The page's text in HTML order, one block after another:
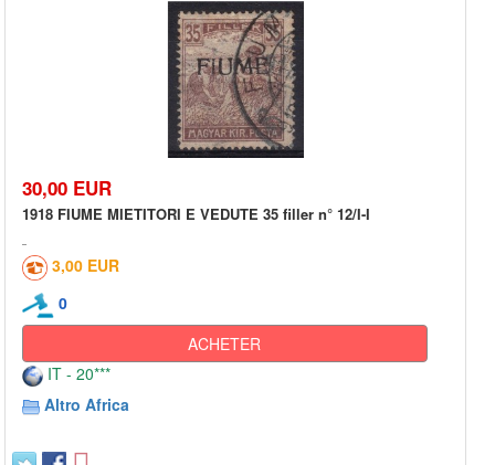
30,00 EUR
1918 FIUME MIETITORI E VEDUTE 35 filler n° 12/I-I
3,00 EUR
0
ACHETER
IT - 20***
Altro Africa